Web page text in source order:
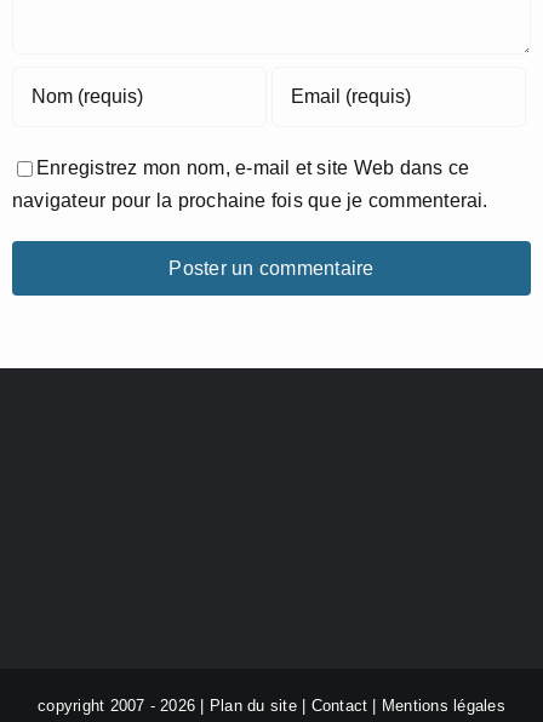
Enregistrez mon nom, e-mail et site Web dans ce
navigateur pour la prochaine fois que je commenterai.
copyright 2007 - 2026 | Plan du site| Contact Mentions légales